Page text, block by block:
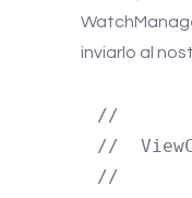
inviarlo al
//
//
//